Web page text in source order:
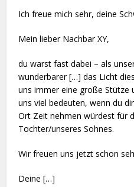
Ich freue mich sehr, deine
Mein lieber Nachbar XY,
du warst fast dabei – als
wunderbarer […] das Licht
uns immer eine große Stütze
uns viel bedeuten, wenn du
Ort Zeit nehmen würdest für
Tochter/unseres Sohnes.
Wir freuen uns jetzt schon
Deine […]